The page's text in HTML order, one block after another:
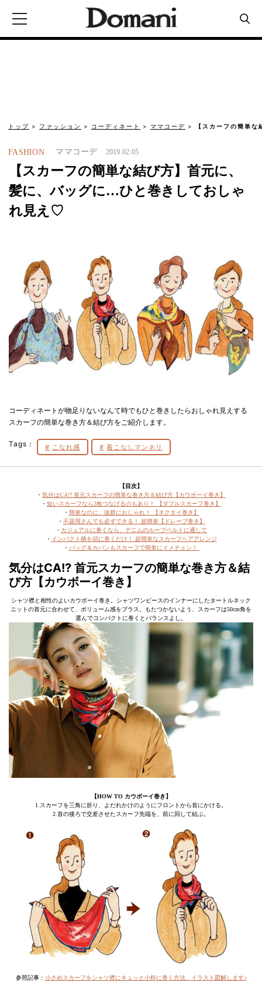
トップ ファッション コーディネート ママコーデ 【スカーフの簡単
FASHION ママコーデ 2019.02.05
【スカーフの簡単な結び方】首元に、
髪に、バッグに…ひと巻きしておしゃ
れ見え♡
コーディネートが物足りないなんて時でもひと巻きしたらおしゃれ見えする
スカーフの簡単な巻き方＆結び方をご紹介します。
Tags： こなれ感 着こなしマンネリ
【目次】
・ 気分はCA!? 首元スカーフの簡単な巻き方＆結び方【カウボーイ巻き】
・ 短いスカーフなら2枚つなげるのもあり！ 【ダブルスカーフ巻き】
・ 簡単なのに、抜群におしゃれ！ 【ネクタイ巻き】
・ 不器用さんでも必ずできる！ 超簡単【ドレープ巻き】
・ カジュアルに巻くなら、デニムのループベルトに通して
・ インパクト柄を頭に巻くだけ！ 超簡単なスカーフヘアアレンジ
・ バッグ＆カバンもスカーフで簡単にイメチェン！
気分はCA!? 首元スカーフの簡単な巻き方＆結
び方【カウボーイ巻き】
シャツ襟と相性のよいカウボーイ巻き。シャツワンピースのインナーにしたタートルネック
ニットの首元に合わせて、ボリューム感をプラス。もたつかないよう、スカーフは50cm角を
選んでコンパクトに巻くとバランスよし。
【HOW TO カウボーイ巻き】
1.スカーフを三角に折り、よだれかけのようにフロントから首にかける。
2.首の後ろで交差させたスカーフ先端を、前に回して結ぶ。
参照記事： 小さめスカーフをシャツ襟にキュッと小粋に巻く方法、イラスト図解します♪